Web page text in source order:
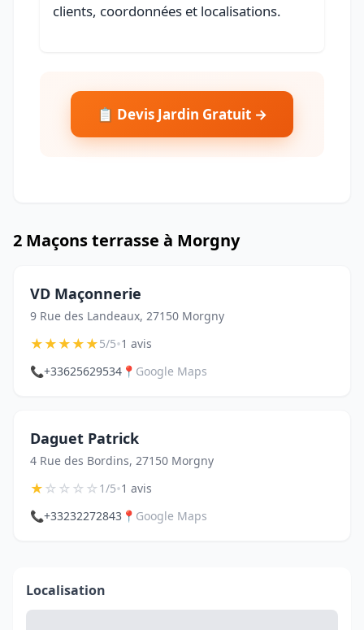
clients, coordonnées et localisations.
📋 Devis Jardin Gratuit →
2 Maçons terrasse à Morgny
VD Maçonnerie
9 Rue des Landeaux, 27150 Morgny
★★★★★5/5•1 avis
📞+33625629534 📍 Google Maps
Daguet Patrick
4 Rue des Bordins, 27150 Morgny
★☆☆☆☆1/5•1 avis
📞+33232272843 📍 Google Maps
Localisation